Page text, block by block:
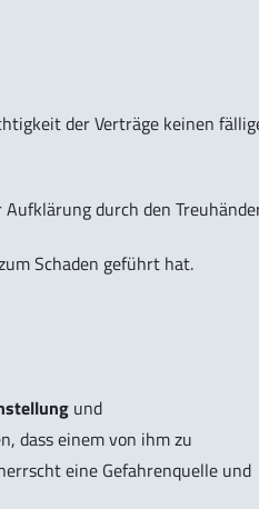
der Verträge keinen
durch den
Schaden geführt hat.
und
dass einem von ihm zu
eine Gefahrenquelle und